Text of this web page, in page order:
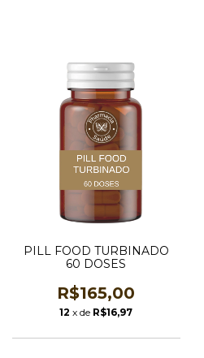
PILL FOOD TURBINADO
60 DOSES
R$165,00
12 x de R$16,97